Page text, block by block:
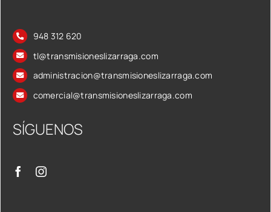
948 312 620
tl@transmisioneslizarraga.com
administracion@transmisioneslizarraga.com
comercial@transmisioneslizarraga.com
SÍGUENOS